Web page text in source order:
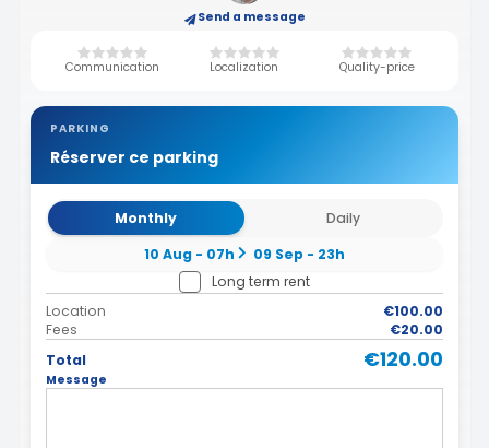
Send a message
Communication Localization Quality-price
PARKING
Réserver ce parking
Monthly
Daily
10 Aug - 07h
09 Sep - 23h
Long term rent
Location
€100.00
Fees
€20.00
Total
€120.00
Message